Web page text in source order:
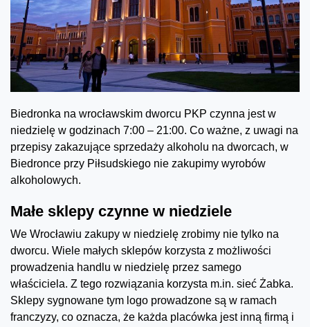
Biedronka na wrocławskim dworcu PKP czynna jest w
niedzielę w godzinach 7:00 – 21:00. Co ważne, z uwagi na
przepisy zakazujące sprzedaży alkoholu na dworcach, w
Biedronce przy Piłsudskiego nie zakupimy wyrobów
alkoholowych.
Małe sklepy czynne w niedziele
We Wrocławiu zakupy w niedzielę zrobimy nie tylko na
dworcu. Wiele małych sklepów korzysta z możliwości
prowadzenia handlu w niedzielę przez samego
właściciela. Z tego rozwiązania korzysta m.in. sieć Żabka.
Sklepy sygnowane tym logo prowadzone są w ramach
franczyzy, co oznacza, że każda placówka jest inną firmą i